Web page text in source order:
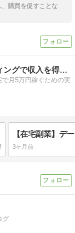
購買を促すことな
副業攻略部｜WEBライティングで収入を得るためのノウハウ集
月5万円稼ぐための実
3ヶ月前
グ